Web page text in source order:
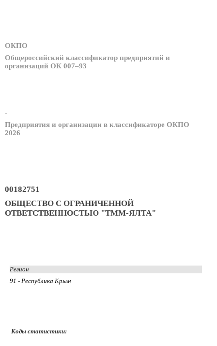
ОКПО
Общероссийский классификатор предприятий и
организаций ОК 007–93
-
Предприятия и организации в классификаторе ОКПО
2026
00182751
ОБЩЕСТВО С ОГРАНИЧЕННОЙ
ОТВЕТСТВЕННОСТЬЮ "ТММ-ЯЛТА"
Регион
91 - Республика Крым
Коды статистики: